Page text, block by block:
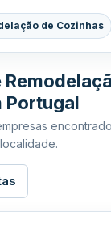
de Cozinhas
Portugal